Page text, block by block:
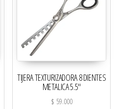
TIJERA TEXTURIZADORA 8 DIENTES
METALICA 5.5″
$ 59.000